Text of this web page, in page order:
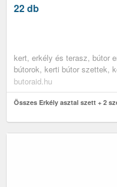
22 db
kert, erkély és terasz, bútor
bútorok, kerti bútor szettek,
teraszra
butoraid.hu
Összes Erkély asztal szett + 2